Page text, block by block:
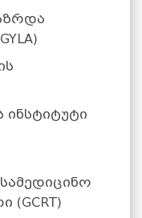
ინსტიტუტი
(GCRT)